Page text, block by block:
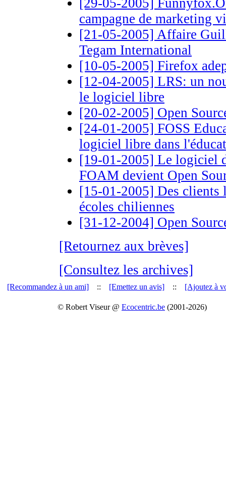
[29-05-2005]
campagne de marketing
[21-05-2005] Affaire
Tegam International
[10-05-2005] Firefox
[12-04-2005] LRS: un
le logiciel libre
[20-02-2005] Open
[24-01-2005] FOSS
logiciel libre dans
[19-01-2005] Le logiciel
FOAM devient Open
[15-01-2005] Des clients
écoles chiliennes
[31-12-2004] Open
[Retournez aux brèves]
[Consultez les archives]
[Recommandez à un ami] :: [Emettez un avis] :: [Ajoutez à
© Robert Viseur @ Ecocentric.be (2001-2026)